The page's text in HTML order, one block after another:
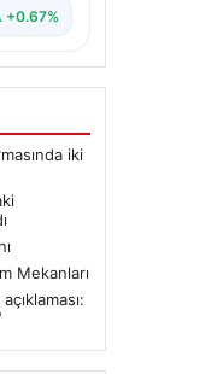
iki
Mekanları